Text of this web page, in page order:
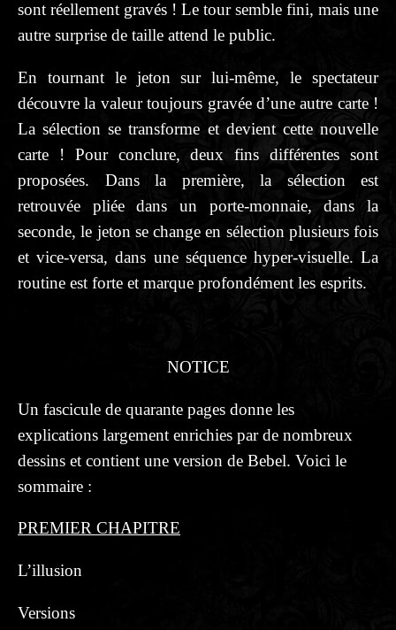
sont réellement gravés ! Le tour semble fini, mais une
autre surprise de taille attend le public.
En tournant le jeton sur lui-même, le spectateur
découvre la valeur toujours gravée d’une autre carte !
La sélection se transforme et devient cette nouvelle
carte ! Pour conclure, deux fins différentes sont
proposées. Dans la première, la sélection est
retrouvée pliée dans un porte-monnaie, dans la
seconde, le jeton se change en sélection plusieurs fois
et vice-versa, dans une séquence hyper-visuelle. La
routine est forte et marque profondément les esprits.
NOTICE
Un fascicule de quarante pages donne les
explications largement enrichies par de nombreux
dessins et contient une version de Bebel. Voici le
sommaire :
PREMIER CHAPITRE
L’illusion
Versions